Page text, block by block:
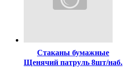
Стаканы бумажные
Щенячий патруль 8шт/наб.